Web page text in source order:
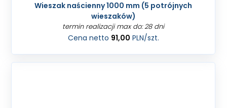
Wieszak naścienny 1000 mm (5 potrójnych
wieszaków)
termin realizacji max do: 28 dni
Cena netto 91,00 PLN/szt.